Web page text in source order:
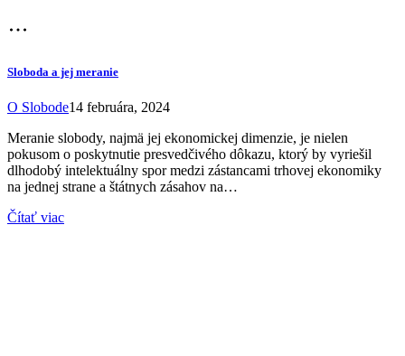
Sloboda a jej meranie
O Slobode14 februára, 2024
Meranie slobody, najmä jej ekonomickej dimenzie, je nielen
pokusom o poskytnutie presvedčivého dôkazu, ktorý by vyriešil
dlhodobý intelektuálny spor medzi zástancami trhovej ekonomiky
na jednej strane a štátnych zásahov na…
Čítať viac